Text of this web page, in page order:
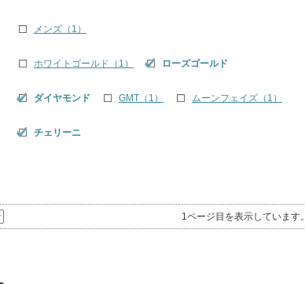
メンズ（1）
ホワイトゴールド（1） ローズゴールド
ダイヤモンド GMT（1） ムーンフェイズ（1）
チェリーニ
1ページ目を表示しています。